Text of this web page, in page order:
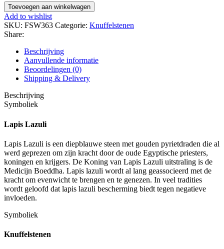
Maanvormige
edelsteen
lapis
lazuli
Toevoegen aan winkelwagen
Add to wishlist
SKU: FSW363 Categorie: Knuffelstenen
Share:
Beschrijving
Aanvullende informatie
Beoordelingen (0)
Shipping & Delivery
Beschrijving
Symboliek
Lapis Lazuli
Lapis Lazuli is een diepblauwe steen met gouden pyrietdraden die al
werd geprezen om zijn kracht door de oude Egyptische priesters,
koningen en krijgers. De Koning van Lapis Lazuli uitstraling is de
Medicijn Boeddha. Lapis lazuli wordt al lang geassocieerd met de
kracht om evenwicht te brengen en te genezen. In veel tradities
wordt geloofd dat lapis lazuli bescherming biedt tegen negatieve
invloeden.
Symboliek
Knuffelstenen